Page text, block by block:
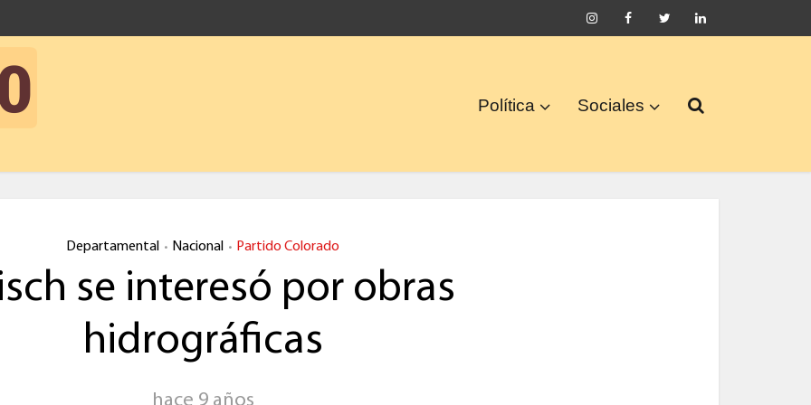
Política Sociales
Departamental • Nacional • Partido Colorado
se interesó por obras
hidrográficas